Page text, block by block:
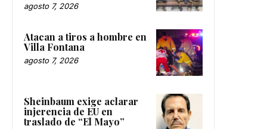
agosto 7, 2026
Atacan a tiros a hombre en
Villa Fontana
agosto 7, 2026
Sheinbaum exige aclarar
injerencia de EU en
traslado de “El Mayo”